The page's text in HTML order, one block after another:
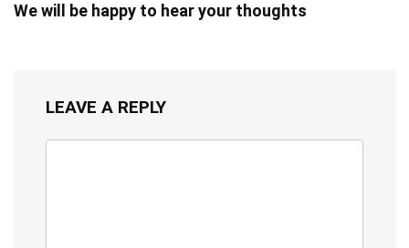
We will be happy to hear your thoughts
LEAVE A REPLY